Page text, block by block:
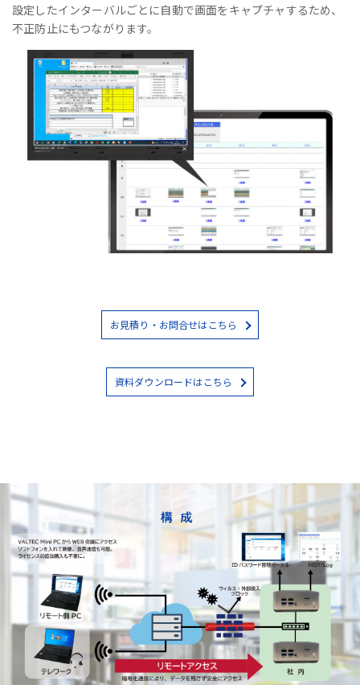
設定したインターバルごとに自動で画面をキャプチャするため、
不正防止にもつながります。
お見積り・お問合せはこちら
資料ダウンロードはこちら